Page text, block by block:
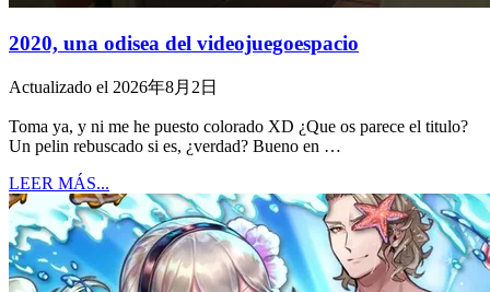
2020, una odisea del videojuegoespacio
Actualizado el 2026年8月2日
Toma ya, y ni me he puesto colorado XD ¿Que os parece el titulo?
Un pelin rebuscado si es, ¿verdad? Bueno en …
LEER MÁS...